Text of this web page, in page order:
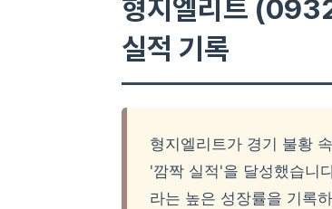
형지엘리트
실적 기록
형지엘리트가 경기 불황
'깜짝 실적'을 달성했습니
라는 높은 성장률을 기록